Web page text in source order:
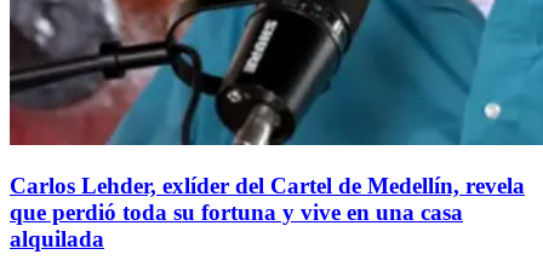
Carlos Lehder, exlíder del Cartel de Medellín, revela
que perdió toda su fortuna y vive en una casa
alquilada